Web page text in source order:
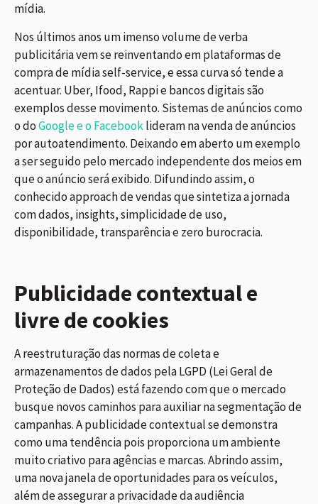
mídia.
Nos últimos anos um imenso volume de verba
publicitária vem se reinventando em plataformas de
compra de mídia self-service, e essa curva só tende a
acentuar. Uber, Ifood, Rappi e bancos digitais são
exemplos desse movimento. Sistemas de anúncios como
o doGoogle e o Facebooklideram na venda de anúncios
por autoatendimento. Deixando em aberto um exemplo
a ser seguido pelo mercado independente dos meios em
que o anúncio será exibido. Difundindo assim, o
conhecido approach de vendas que sintetiza a jornada
com dados, insights, simplicidade de uso,
disponibilidade, transparência e zero burocracia.
Publicidade contextual e
livre de cookies
A reestruturação das normas de coleta e
armazenamentos de dados pela LGPD (Lei Geral de
Proteção de Dados) está fazendo com que o mercado
busque novos caminhos para auxiliar na segmentação de
campanhas. A publicidade contextual se demonstra
como uma tendência pois proporciona um ambiente
muito criativo para agências e marcas. Abrindo assim,
uma nova janela de oportunidades para os veículos,
além de assegurar a privacidade da audiência